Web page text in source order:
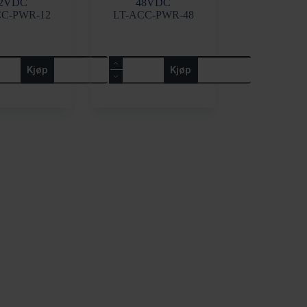
PWR-12
Kjøp
48VDC
LT-ACC-PWR-48
Li-
ion
Tamer
Kjøp